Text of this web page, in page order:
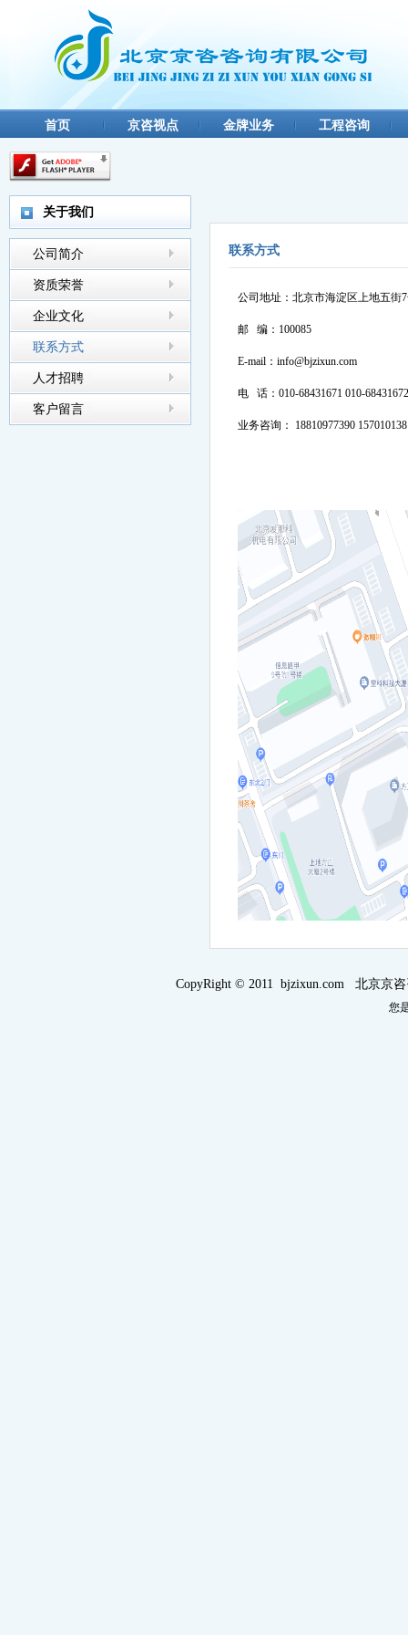
首页 京咨视点 金牌业务 工程咨询
关于我们
公司简介
资质荣誉
企业文化
联系方式
人才招聘
客户留言
联系方式
公司地址：北京市海淀区上地五街
邮 编：100085
E-mail：info@bjzixun.com
电 话：010-68431671 010-
业务咨询： 18810977390
CopyRight © 2011 bjzixun.com 北京
您